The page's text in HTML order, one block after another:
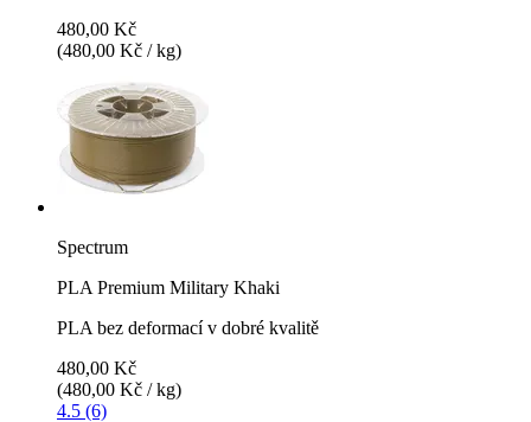
480,00 Kč
(480,00 Kč / kg)
Spectrum
PLA Premium Military Khaki
PLA bez deformací v dobré kvalitě
480,00 Kč
(480,00 Kč / kg)
4.5 (6)